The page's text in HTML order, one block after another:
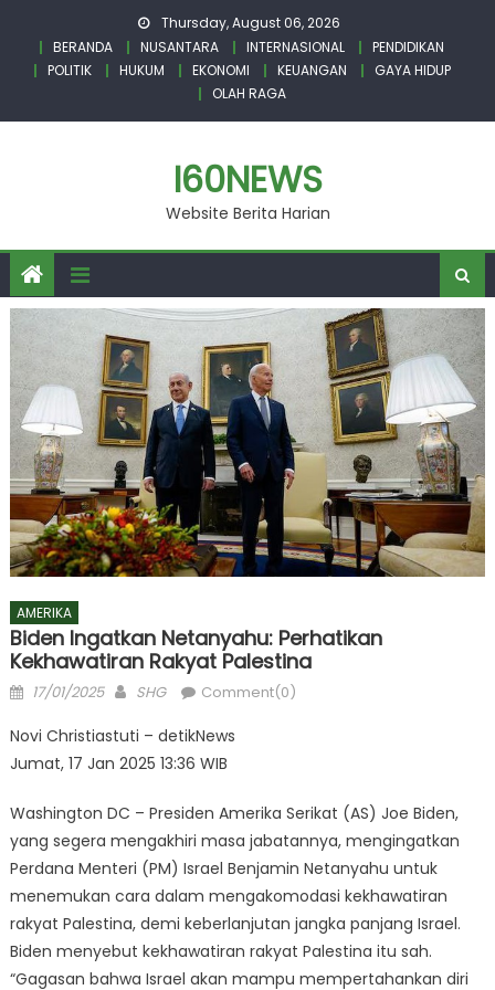
content
Thursday, August 06, 2026
BERANDA
NUSANTARA INTERNASIONAL
PENDIDIKAN
POLITIK
HUKUM EKONOMI KEUANGAN
GAYA HIDUP
OLAH RAGA
I60NEWS
Website Berita Harian
AMERIKA
Biden Ingatkan Netanyahu: Perhatikan
Kekhawatiran Rakyat Palestina
Posted
17/01/2025 Author
SHG Comment(0)
Novi Christiastuti – detikNews
Jumat, 17 Jan 2025 13:36 WIB
Washington DC – Presiden Amerika Serikat (AS) Joe Biden,
yang segera mengakhiri masa jabatannya, mengingatkan
Perdana Menteri (PM) Israel Benjamin Netanyahu untuk
menemukan cara dalam mengakomodasi kekhawatiran
rakyat Palestina, demi keberlanjutan jangka panjang Israel.
Biden menyebut kekhawatiran rakyat Palestina itu sah.
“Gagasan bahwa Israel akan mampu mempertahankan diri